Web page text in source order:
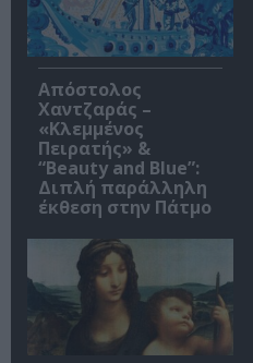
Απόστολος
Χαντζαράς –
«Κλεμμένος
Πειρατής» &
“Beauty and Blue”:
Διπλή παράλληλη
έκθεση στην Πάτμο